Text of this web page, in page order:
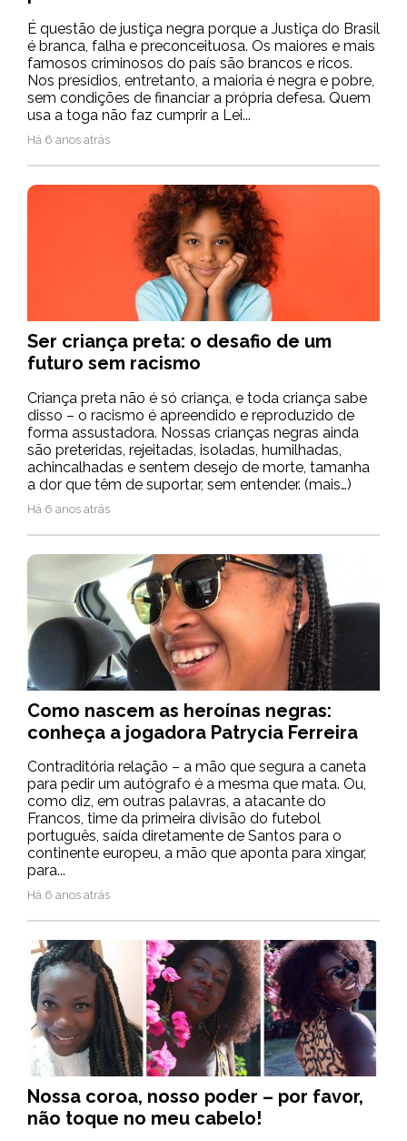
É questão de justiça negra porque a Justiça do Brasil
é branca, falha e preconceituosa. Os maiores e mais
famosos criminosos do país são brancos e ricos.
Nos presídios, entretanto, a maioria é negra e pobre,
sem condições de financiar a própria defesa. Quem
usa a toga não faz cumprir a Lei...
Há 6 anos atrás
Ser criança preta: o desafio de um
futuro sem racismo
Criança preta não é só criança, e toda criança sabe
disso – o racismo é apreendido e reproduzido de
forma assustadora. Nossas crianças negras ainda
são preteridas, rejeitadas, isoladas, humilhadas,
achincalhadas e sentem desejo de morte, tamanha
a dor que têm de suportar, sem entender. (mais…)
Há 6 anos atrás
Como nascem as heroínas negras:
conheça a jogadora Patrycia Ferreira
Contraditória relação – a mão que segura a caneta
para pedir um autógrafo é a mesma que mata. Ou,
como diz, em outras palavras, a atacante do
Francos, time da primeira divisão do futebol
português, saída diretamente de Santos para o
continente europeu, a mão que aponta para xingar,
para...
Há 6 anos atrás
Nossa coroa, nosso poder – por favor,
não toque no meu cabelo!